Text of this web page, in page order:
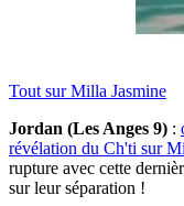
Tout surMilla Jasmine
Jordan (Les Anges 9) :
révélation du Ch'ti sur
rupture avec cette
sur leur séparation !